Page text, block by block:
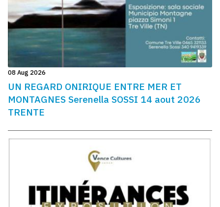
08 Aug 2026
UN REGARD ONIRIQUE ENTRE MER ET
MONTAGNES Serenella SOSSI 14 aout 2026
TRENTE